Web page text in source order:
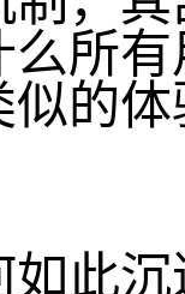
所
似的体
此